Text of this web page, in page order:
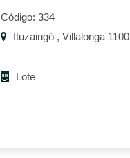
Código: 334
Ituzaingó , Villalonga 1100
Lote